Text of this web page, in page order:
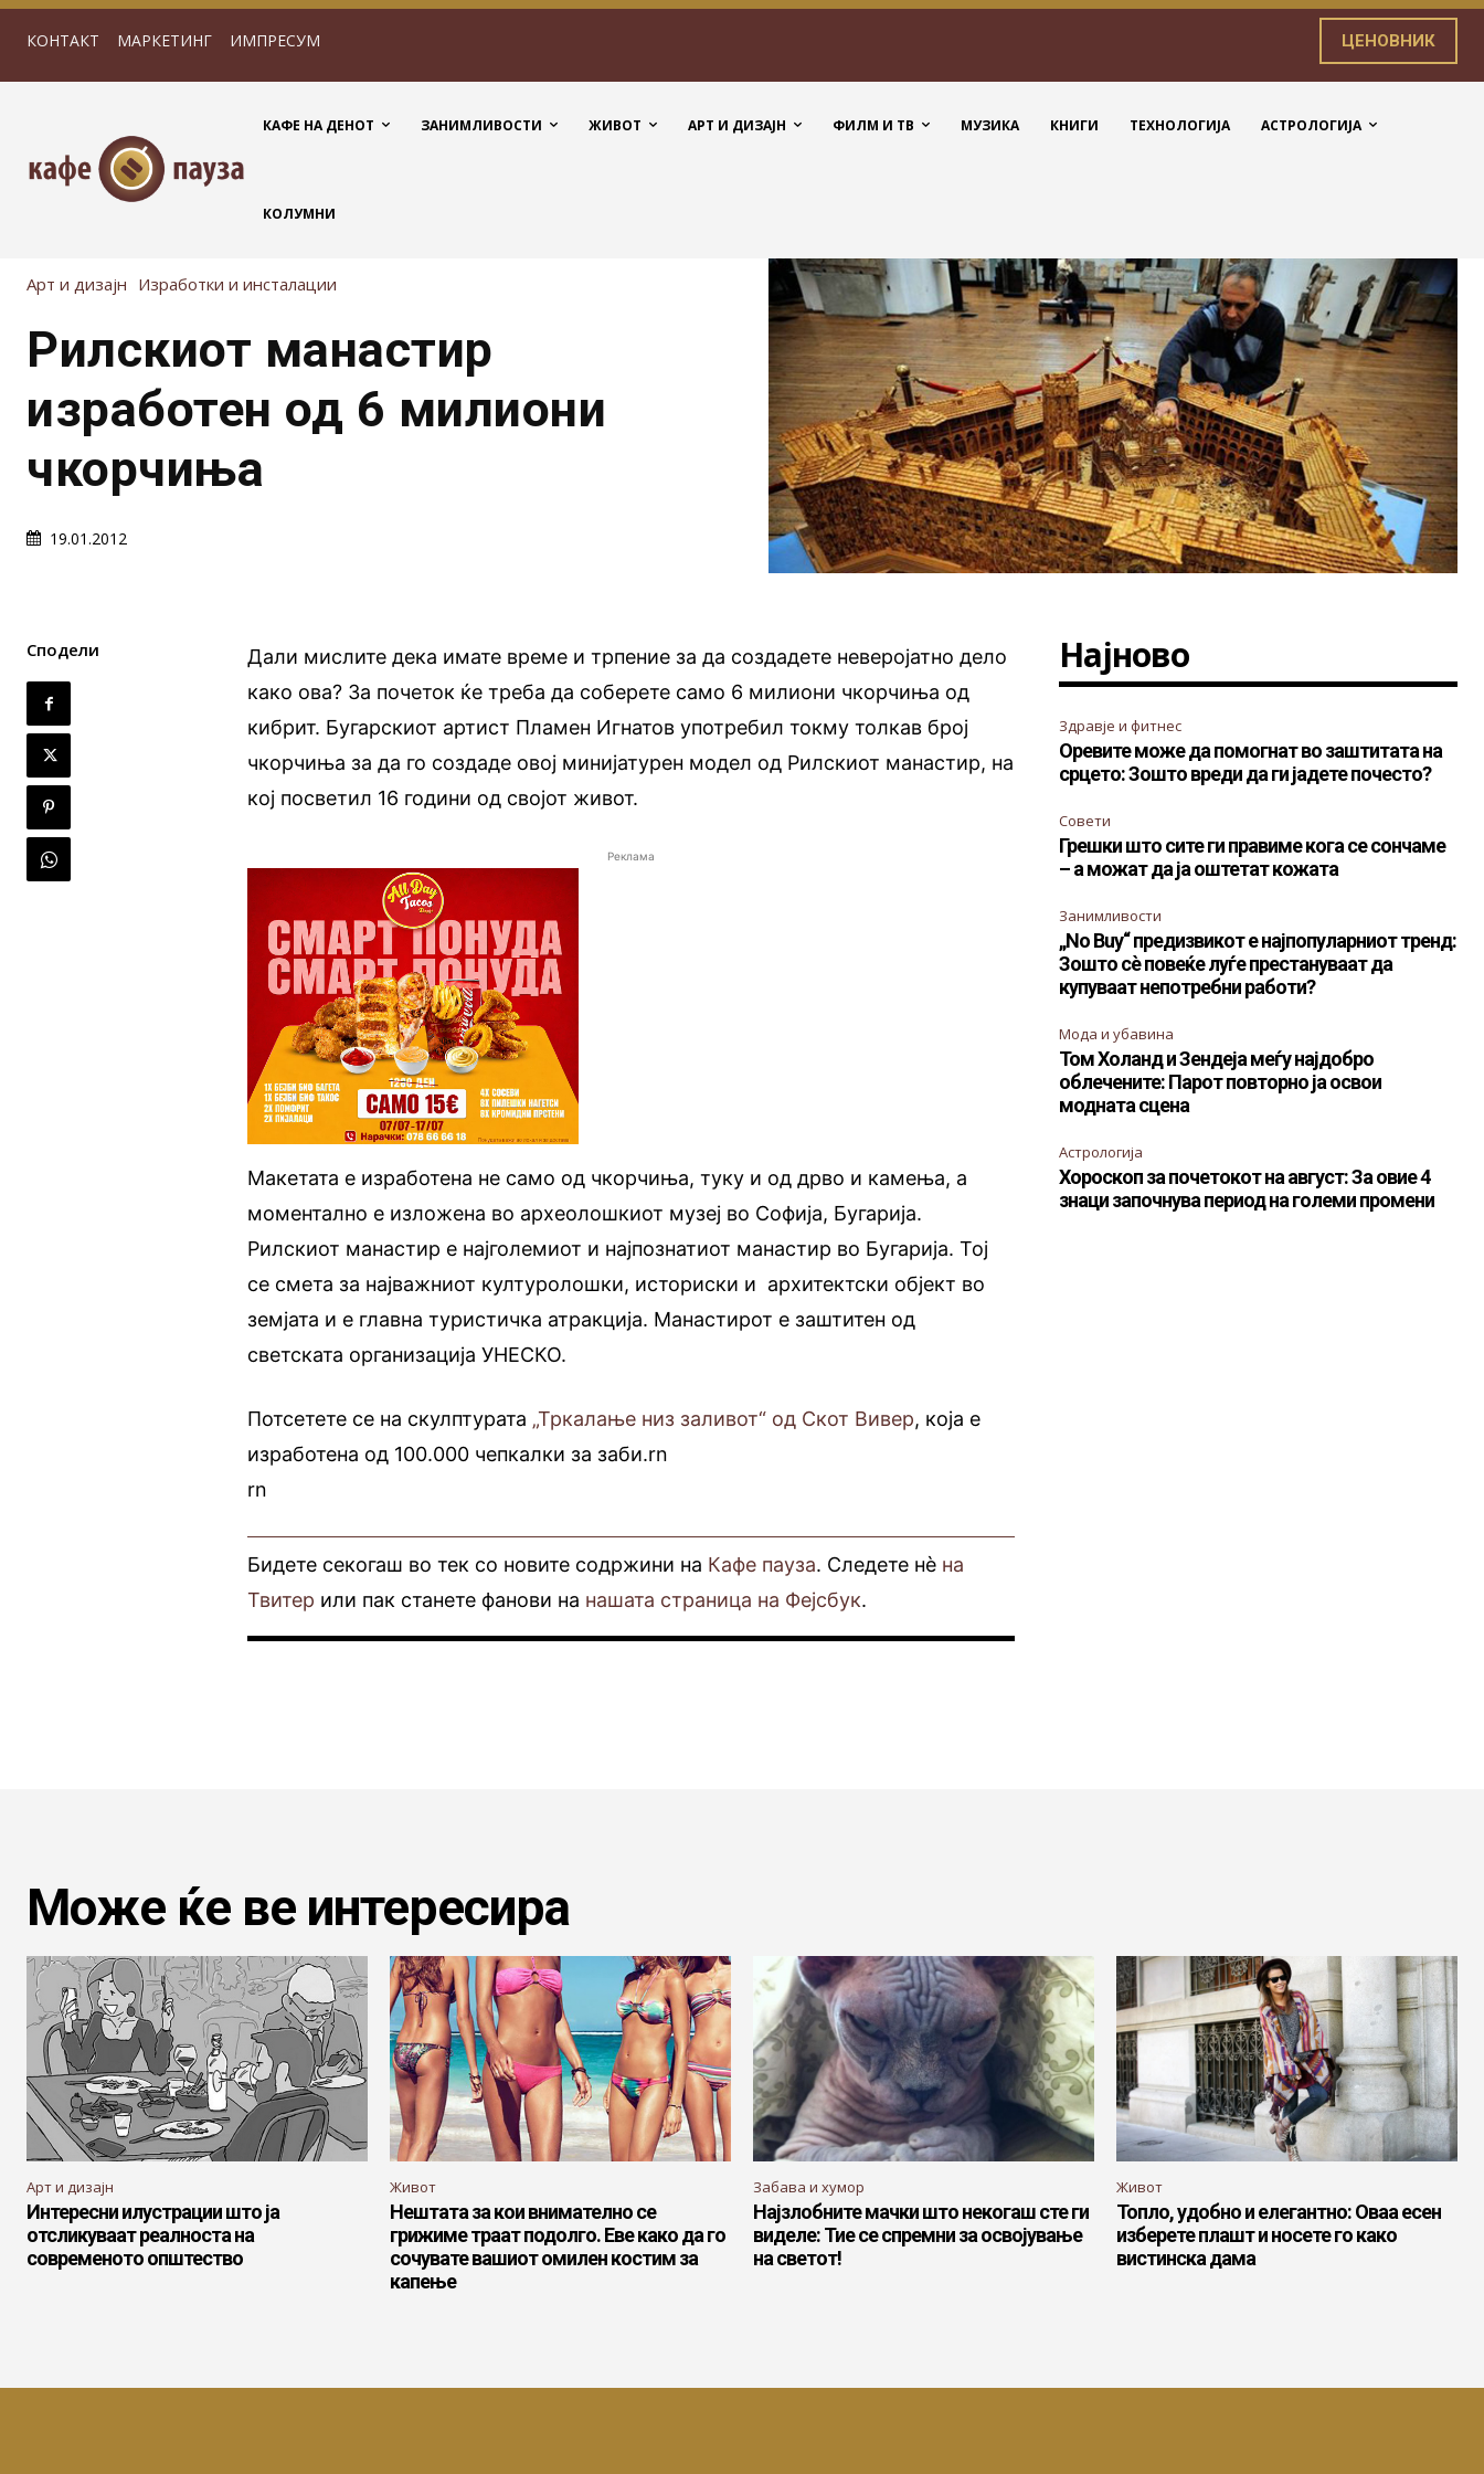
КОНТАКТ МАРКЕТИНГ ИМПРЕСУМ ЦЕНОВНИК
КАФЕ НА ДЕНОТ ЗАНИМЛИВОСТИ ЖИВОТ АРТ И ДИЗАЈН ФИЛМ И ТВ МУЗИКА КНИГИ ТЕХНОЛОГИЈА АСТРОЛОГИЈА
КОЛУМНИ
Арт и дизајн Изработки и инсталации
Рилскиот манастир
изработен од 6 милиони
чкорчиња
19.01.2012
Сподели
Дали мислите дека имате време и трпение за да создадете неверојатно дело
како ова? За почеток ќе треба да соберете само 6 милиони чкорчиња од
кибрит. Бугарскиот артист Пламен Игнатов употребил токму толкав број
чкорчиња за да го создаде овој минијатурен модел од Рилскиот манастир, на
кој посветил 16 години од својот живот.
Реклама
Макетата е изработена не само од чкорчиња, туку и од дрво и камења, а
моментално е изложена во археолошкиот музеј во Софија, Бугарија.
Рилскиот манастир е најголемиот и најпознатиот манастир во Бугарија. Тој
се смета за најважниот културолошки, историски и архитектски објект во
земјата и е главна туристичка атракција. Манастирот е заштитен од
светската организација УНЕСКО.
Потсетете се на скулптурата „Тркалање низ заливот“ од Скот Вивер, која е
изработена од 100.000 чепкалки за заби.rn
rn
Бидете секогаш во тек со новите содржини на Кафе пауза. Следете нè на
Твитер или пак станете фанови на нашата страница на Фејсбук.
Најново
Здравје и фитнес
Оревите може да помогнат во заштитата на
срцето: Зошто вреди да ги јадете почесто?
Совети
Грешки што сите ги правиме кога се сончаме
– а можат да ја оштетат кожата
Занимливости
„No Buy“ предизвикот е најпопуларниот тренд:
Зошто сè повеќе луѓе престануваат да
купуваат непотребни работи?
Мода и убавина
Том Холанд и Зендеја меѓу најдобро
облечените: Парот повторно ја освои
модната сцена
Астрологија
Хороскоп за почетокот на август: За овие 4
знаци започнува период на големи промени
Може ќе ве интересира
Арт и дизајн
Интересни илустрации што ја
отсликуваат реалноста на
современото општество
Живот
Нештата за кои внимателно се
грижиме траат подолго. Еве како да го
сочувате вашиот омилен костим за
капење
Забава и хумор
Најзлобните мачки што некогаш сте ги
виделе: Тие се спремни за освојување
на светот!
Живот
Топло, удобно и елегантно: Оваа есен
изберете плашт и носете го како
вистинска дама